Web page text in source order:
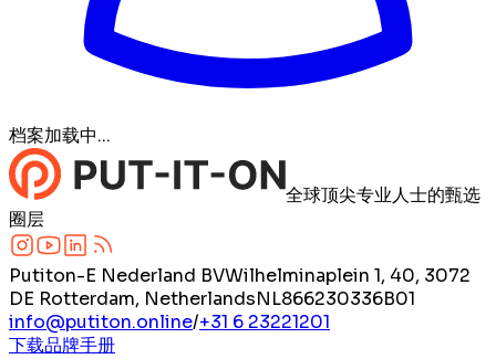
档案加载中...
全球顶尖专业人士的甄选
圈层
Putiton-E Nederland BVWilhelminaplein 1, 40, 3072
DE Rotterdam, NetherlandsNL866230336B01
info@putiton.online/+31 6 23221201
下载品牌手册